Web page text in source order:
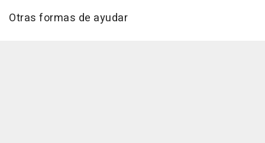
Otras formas de ayudar